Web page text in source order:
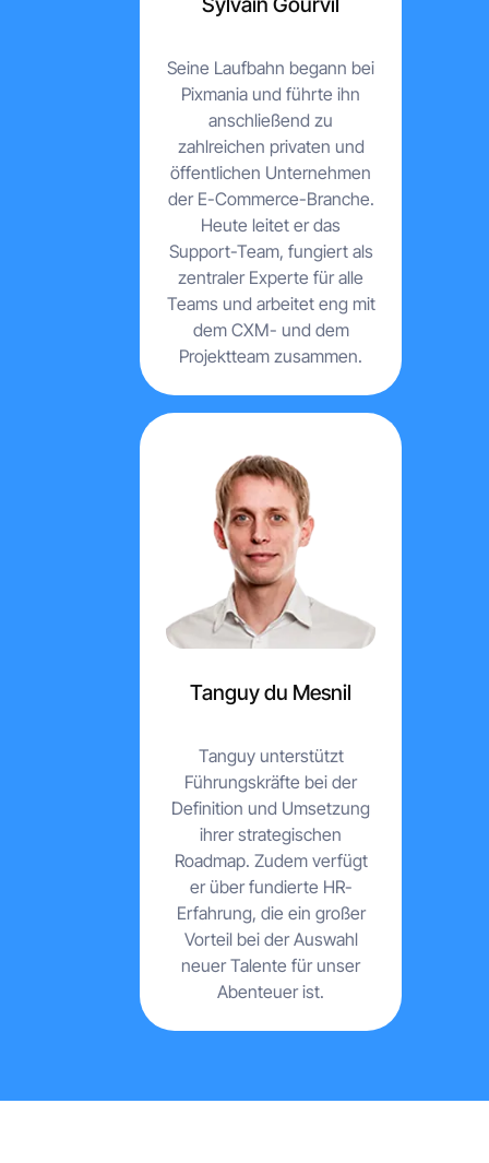
Seine Laufbahn begann bei
Pixmania und führte ihn
anschließend zu
zahlreichen privaten und
öffentlichen Unternehmen
der E-Commerce-Branche.
Heute leitet er das
Support-Team, fungiert als
zentraler Experte für alle
Teams und arbeitet eng mit
dem CXM- und dem
Projektteam zusammen.
Tanguy du Mesnil
Tanguy unterstützt
Führungskräfte bei der
Definition und Umsetzung
ihrer strategischen
Roadmap. Zudem verfügt
er über fundierte HR-
Erfahrung, die ein großer
Vorteil bei der Auswahl
neuer Talente für unser
Abenteuer ist.